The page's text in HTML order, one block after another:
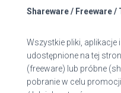
Shareware / Freeware
Wszystkie pliki,
udostępnione na tej
(freeware) lub próbne
pobranie w celu